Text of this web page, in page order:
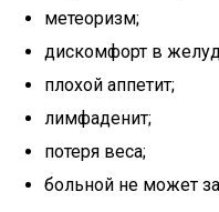
метеоризм;
дискомфорт в
плохой аппетит;
лимфаденит;
потеря веса;
больной не может